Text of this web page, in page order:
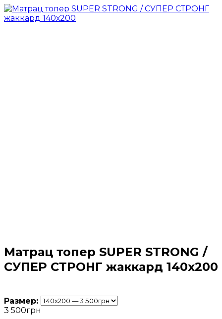
Матрац топер SUPER STRONG /
СУПЕР СТРОНГ жаккард 140х200
Размер:
3 500грн